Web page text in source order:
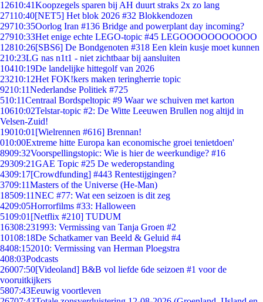
12610:41Koopzegels sparen bij AH duurt straks 2x zo lang
27110:40[NET5] Het blok 2026 #32 Blokkendozen
29710:35Oorlog Iran #136 Bridge and powerplant day incoming?
27910:33Het enige echte LEGO-topic #45 LEGOOOOOOOOOOO
12810:26[SBS6] De Bondgenoten #318 Een klein kusje moet kunnen
210:23LG nas n1t1 - niet zichtbaar bij aansluiten
10410:19De landelijke hittegolf van 2026
23210:12Het FOK!kers maken teringherrie topic
9210:11Nederlandse Politiek #725
510:11Centraal Bordspeltopic #9 Waar we schuiven met karton
10610:02Telstar-topic #2: De Witte Leeuwen Brullen nog altijd in
Velsen-Zuid!
19010:01 [Wielrennen #616] Brennan!
010:00Extreme hitte Europa kan economische groei tenietdoen'
8909:32Voorspellingstopic: Wie is hier de weerkundige? #16
29309:21GAE Topic #25 De wederopstanding
4309:17[Crowdfunding] #443 Rentestijgingen?
3709:11Masters of the Universe (He-Man)
18509:11NEC #77: Wat een seizoen is dit zeg
4209:05Horrorfilms #33: Halloween
5109:01 [Netflix #210] TUDUM
16308:231993: Vermissing van Tanja Groen #2
10108:18De Schatkamer van Beeld & Geluid #4
8408:152010: Vermissing van Herman Ploegstra
408:03Podcasts
26007:50[Videoland] B&B vol liefde 6de seizoen #1 voor de
vooruitkijkers
5807:43Eeuwig voortleven